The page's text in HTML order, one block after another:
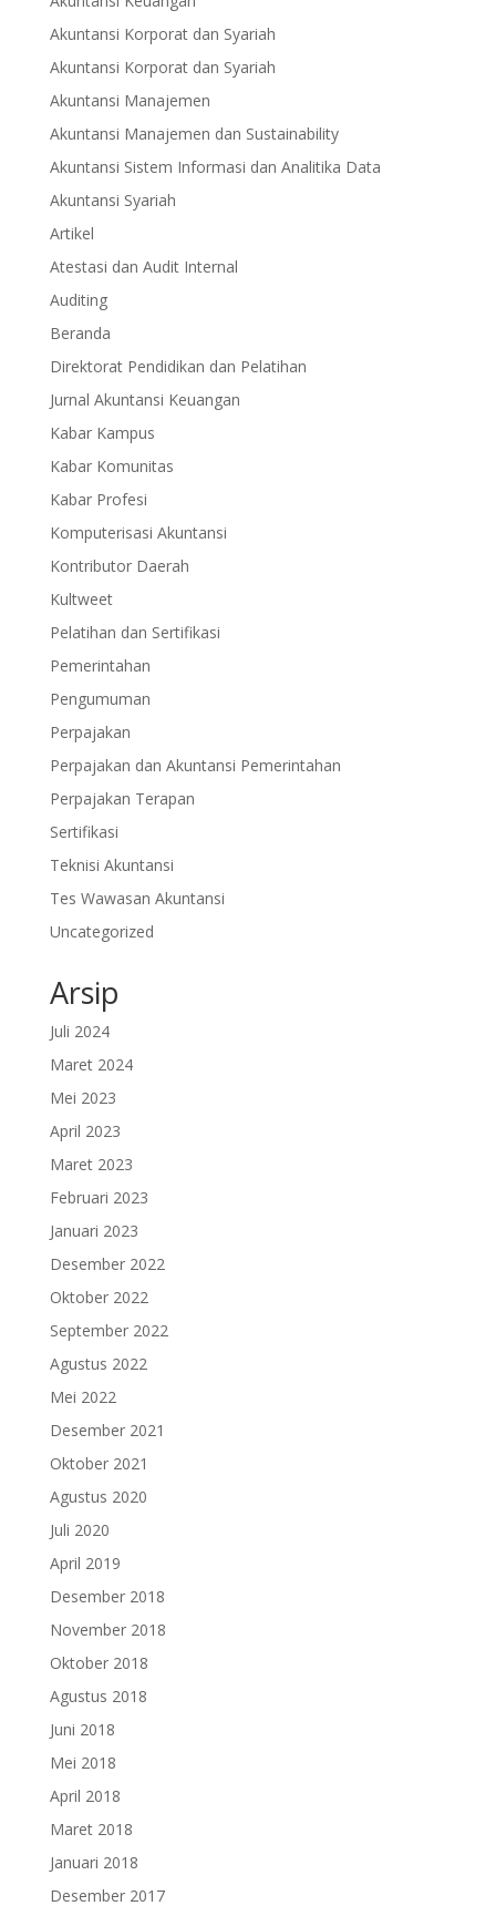
Akuntansi Korporat dan Syariah
Akuntansi Korporat dan Syariah
Akuntansi Manajemen
Akuntansi Manajemen dan Sustainability
Akuntansi Sistem Informasi dan Analitika Data
Akuntansi Syariah
Artikel
Atestasi dan Audit Internal
Auditing
Beranda
Direktorat Pendidikan dan Pelatihan
Jurnal Akuntansi Keuangan
Kabar Kampus
Kabar Komunitas
Kabar Profesi
Komputerisasi Akuntansi
Kontributor Daerah
Kultweet
Pelatihan dan Sertifikasi
Pemerintahan
Pengumuman
Perpajakan
Perpajakan dan Akuntansi Pemerintahan
Perpajakan Terapan
Sertifikasi
Teknisi Akuntansi
Tes Wawasan Akuntansi
Uncategorized
Arsip
Juli 2024
Maret 2024
Mei 2023
April 2023
Maret 2023
Februari 2023
Januari 2023
Desember 2022
Oktober 2022
September 2022
Agustus 2022
Mei 2022
Desember 2021
Oktober 2021
Agustus 2020
Juli 2020
April 2019
Desember 2018
November 2018
Oktober 2018
Agustus 2018
Juni 2018
Mei 2018
April 2018
Maret 2018
Januari 2018
Desember 2017